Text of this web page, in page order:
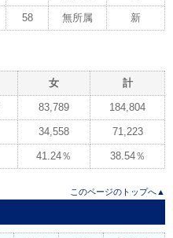
58 無所属 新
女 計
83,789 184,804
34,558 71,223
41.24％ 38.54％
このページのトップへ▲